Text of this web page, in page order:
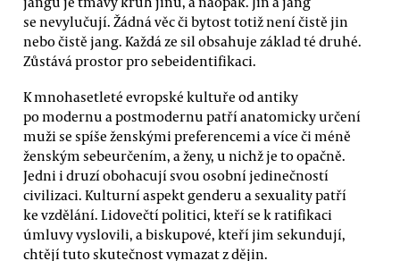
se nevylučují. Žádná věc či bytost totiž není čistě jin
nebo čistě jang. Každá ze sil obsahuje základ té druhé.
Zůstává prostor pro sebeidentifikaci.
K mnohasetleté evropské kultuře od antiky
po modernu a postmodernu patří anatomicky určení
muži se spíše ženskými preferencemi a více či méně
ženským sebeurčením, a ženy, u nichž je to opačně.
Jedni i druzí obohacují svou osobní jedinečností
civilizaci. Kulturní aspekt genderu a sexuality patří
ke vzdělání. Lidovečtí politici, kteří se k ratifikaci
úmluvy vyslovili, a biskupové, kteří jim sekundují,
chtějí tuto skutečnost vymazat z dějin.